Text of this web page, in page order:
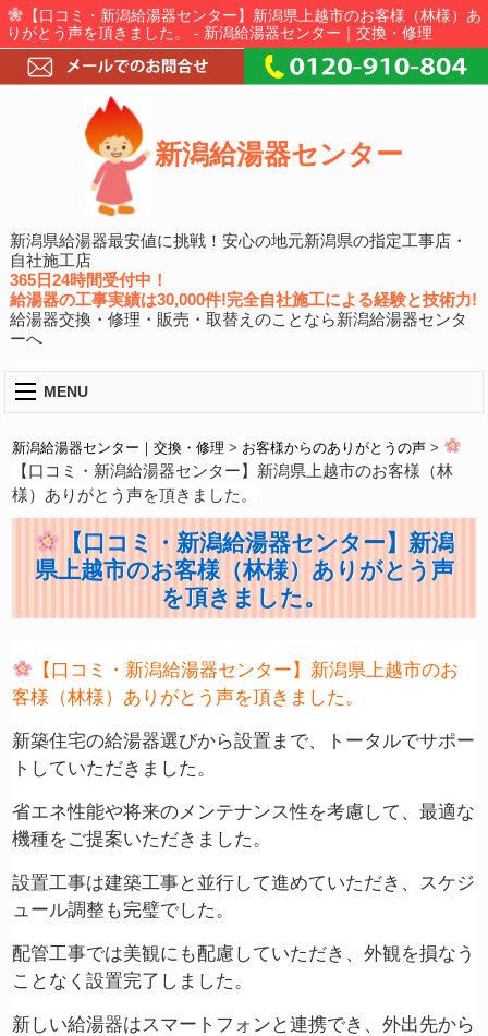
【口コミ・新潟給湯器センター】新潟県上越市のお客様（林様）あ
りがとう声を頂きました。 - 新潟給湯器センター｜交換・修理
新潟給湯器センター
新潟県給湯器最安値に挑戦！安心の地元新潟県の指定工事店・
自社施工店
365日24時間受付中！
給湯器の工事実績は30,000件!完全自社施工による経験と技術力!
給湯器交換・修理・販売・取替えのことなら新潟給湯器センタ
ーへ
MENU
新潟給湯器センター｜交換・修理 > お客様からのありがとうの声 >
【口コミ・新潟給湯器センター】新潟県上越市のお客様（林
様）ありがとう声を頂きました。
【口コミ・新潟給湯器センター】新潟
県上越市のお客様（林様）ありがとう声
を頂きました。
【口コミ・新潟給湯器センター】新潟県上越市のお
客様（林様）ありがとう声を頂きました。
新築住宅の給湯器選びから設置まで、トータルでサポー
トしていただきました。
省エネ性能や将来のメンテナンス性を考慮して、最適な
機種をご提案いただきました。
設置工事は建築工事と並行して進めていただき、スケジ
ュール調整も完璧でした。
配管工事では美観にも配慮していただき、外観を損なう
ことなく設置完了しました。
新しい給湯器はスマートフォンと連携でき、外出先から